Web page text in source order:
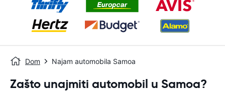
Dom Najam automobila Samoa
Zašto unajmiti automobil u Samoa?